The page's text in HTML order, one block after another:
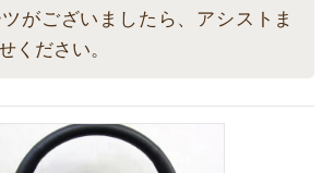
がございましたら、アシストま
ください。